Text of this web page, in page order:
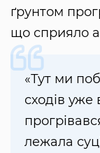
ґрунтом
що сприяло
«Тут ми
сходів
лежала